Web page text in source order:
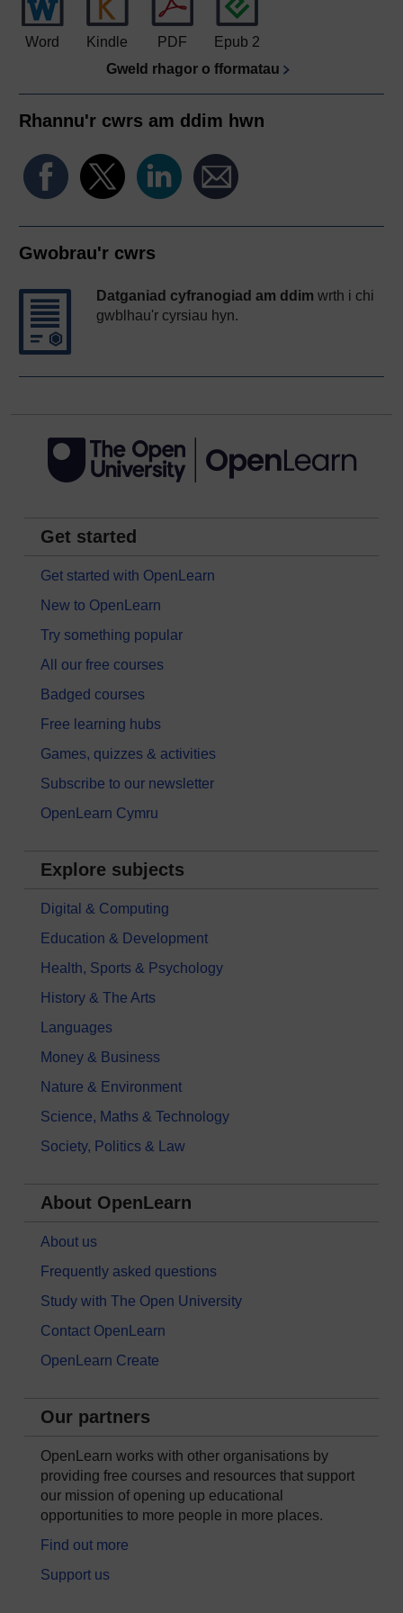
Word Kindle PDF
Epub 2
Gweld rhagor o fformatau
Rhannu'r cwrs am ddim hwn
Gwobrau'r cwrs
Datganiad cyfranogiad am ddim wrth i chi
gwblhau'r cyrsiau hyn.
Get started
Get started with OpenLearn
New to OpenLearn
Try something popular
All our free courses
Badged courses
Free learning hubs
Games, quizzes & activities
Subscribe to our newsletter
OpenLearn Cymru
Explore subjects
Digital & Computing
Education & Development
Health, Sports & Psychology
History & The Arts
Languages
Money & Business
Nature & Environment
Science, Maths & Technology
Society, Politics & Law
About OpenLearn
About us
Frequently asked questions
Study with The Open University
Contact OpenLearn
OpenLearn Create
Our partners
OpenLearn works with other organisations by
providing free courses and resources that support
our mission of opening up educational
opportunities to more people in more places.
Find out more
Support us